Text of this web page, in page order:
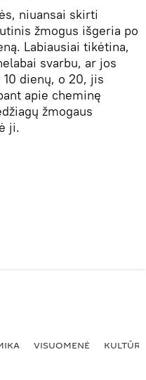
niuansai skirti
žmogus išgeria po
Labiausiai tikėtina,
svarbu, ar jos
dienų, o 20, jis
apie cheminę
žmogaus
ji.
VISUOMENĖ KULTŪRA